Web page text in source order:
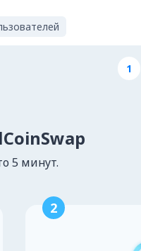
1
5 минут.
2